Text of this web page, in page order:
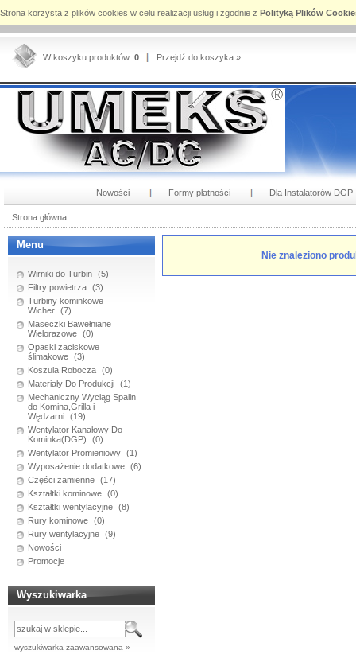
Strona korzysta z plików cookies w celu realizacji usług i zgodnie z Polityką Plików
W koszyku produktów: 0 Przejdź do koszyka »
Nowości Formy płatności Dla Instalatorów DGP
Strona główna
Menu
Wirniki do Turbin (5)
Filtry powietrza (3)
Turbiny kominkowe
Wicher (7)
Maseczki Bawełniane
Wielorazowe (0)
Opaski zaciskowe
ślimakowe (3)
Koszula Robocza (0)
Materiały Do Produkcji (1)
Mechaniczny Wyciąg Spalin
do Komina,Grilla i
Wędzarni (19)
Wentylator Kanałowy Do
Kominka(DGP)
(0)
Wentylator Promieniowy (1)
Wyposażenie dodatkowe (6)
Części zamienne (17)
Kształtki kominowe (0)
Kształtki wentylacyjne (8)
Rury kominowe (0)
Rury wentylacyjne (9)
Nowości
Promocje
Wyszukiwarka
wyszukiwarka zaawansowana »
Nie znaleziono